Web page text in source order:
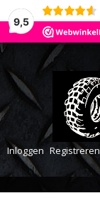
9,5
Inloggen Registreren